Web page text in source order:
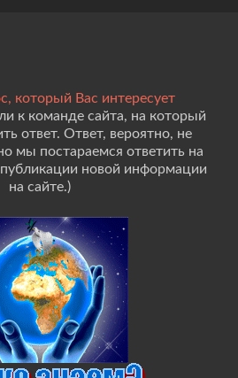
который Вас интересует
к команде сайта, на который
ответ. Ответ, вероятно, не
мы постараемся ответить на
новой информации
на сайте.)